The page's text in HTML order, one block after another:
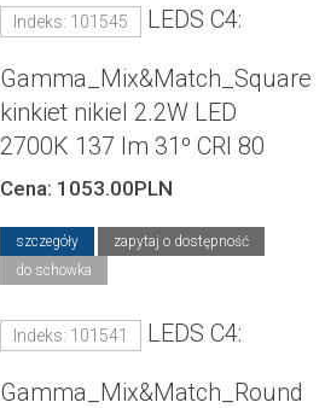
Indeks: 101545 LEDS C4:
Gamma_Mix&Match_Square
kinkiet nikiel 2.2W LED
2700K 137 lm 31º CRI 80
Cena: 1053.00PLN
szczegóły
zapytaj o dostępność
do schowka
Indeks: 101541 LEDS C4:
Gamma_Mix&Match_Round